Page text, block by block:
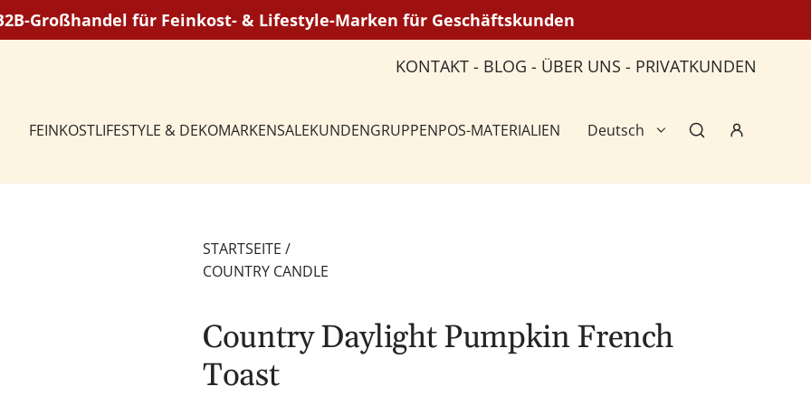
Großhandel für Feinkost- & Lifestyle-Marken für Geschäftskunden
KONTAKT - BLOG - ÜBER UNS - PRIVATKUNDEN
FEINKOSTLIFESTYLE & DEKOMARKENSALEKUNDENGRUPPENPOS-MATERIALIEN Deutsch
STARTSEITE /
COUNTRY CANDLE
Country Daylight Pumpkin French
Toast